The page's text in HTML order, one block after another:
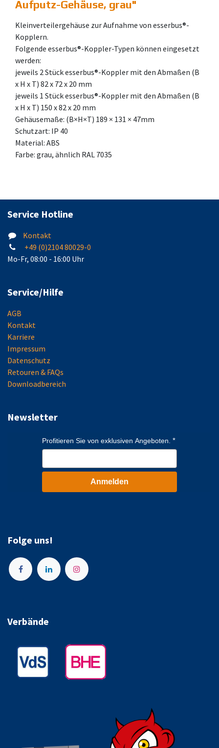
Aufputz-Gehäuse, grau"
Kleinverteilergehäuse zur Aufnahme von esserbus®-
Kopplern.
Folgende esserbus®-Koppler-Typen können eingesetzt
werden:
jeweils 2 Stück esserbus®-Koppler mit den Abmaßen (B
x H x T) 82 x 72 x 20 mm
jeweils 1 Stück esserbus®-Koppler mit den Abmaßen (B
x H x T) 150 x 82 x 20 mm
Gehäusemaße: (B×H×T) 189 × 131 × 47mm
Schutzart: IP 40
Material: ABS
Farbe: grau, ähnlich RAL 7035
Service Hotline
Kontakt
+49 (0)2104 80029-0
Mo-Fr, 08:00 - 16:00 Uhr
Service/Hilfe
AGB
Kontakt
Karriere
Impressum
Datenschutz
Retouren & FAQs
Downloadbereich
Newsletter
Profitieren Sie von exklusiven Angeboten.
Anmelden
Folge uns!
Verbände